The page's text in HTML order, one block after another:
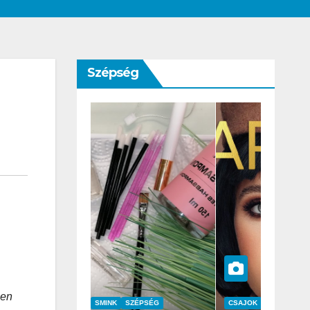
Szépség
SZÉPSÉG CSAJOK SZÉPSÉG